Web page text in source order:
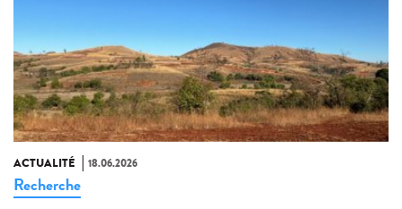
ACTUALITÉ 18.06.2026
Recherche